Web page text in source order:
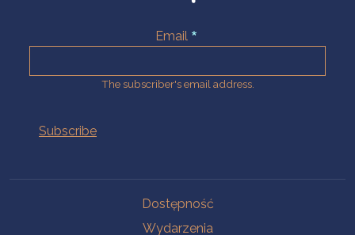
Email
The subscriber's email address.
Dostępność
Wydarzenia